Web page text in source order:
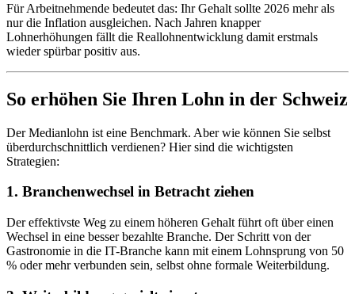
Für Arbeitnehmende bedeutet das: Ihr Gehalt sollte 2026 mehr als
nur die Inflation ausgleichen. Nach Jahren knapper
Lohnerhöhungen fällt die Reallohnentwicklung damit erstmals
wieder spürbar positiv aus.
So erhöhen Sie Ihren Lohn in der Schweiz
Der Medianlohn ist eine Benchmark. Aber wie können Sie selbst
überdurchschnittlich verdienen? Hier sind die wichtigsten
Strategien:
1. Branchenwechsel in Betracht ziehen
Der effektivste Weg zu einem höheren Gehalt führt oft über einen
Wechsel in eine besser bezahlte Branche. Der Schritt von der
Gastronomie in die IT-Branche kann mit einem Lohnsprung von 50
% oder mehr verbunden sein, selbst ohne formale Weiterbildung.